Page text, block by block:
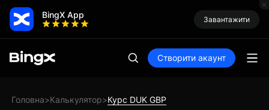
BingX App Завантажити
Створити акаунт
Головна>Калькулятор>Курс DUK GBP